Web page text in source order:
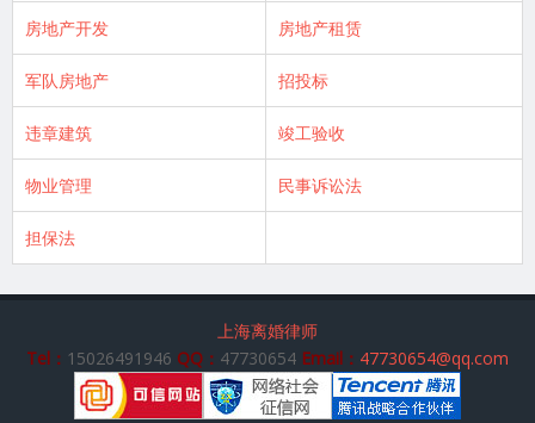
房地产开发 房地产租赁
军队房地产 招投标
违章建筑 竣工验收
物业管理 民事诉讼法
担保法
上海离婚律师
Tel： 15026491946 QQ： 47730654 Email： 47730654@qq.com